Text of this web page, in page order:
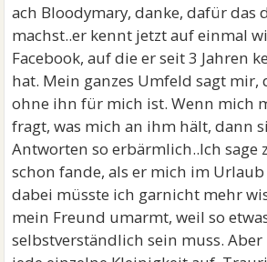
ach Bloodymary, danke, dafür das
machst..er kennt jetzt auf einmal
Facebook, auf die er seit 3 Jahren
hat. Mein ganzes Umfeld sagt mir,
ohne ihn für mich ist. Wenn mich
fragt, was mich an ihm hält, dann
Antworten so erbärmlich..Ich sage
schon fande, als er mich im
dabei müsste ich garnicht mehr
mein Freund umarmt, weil so
selbstverständlich sein muss.